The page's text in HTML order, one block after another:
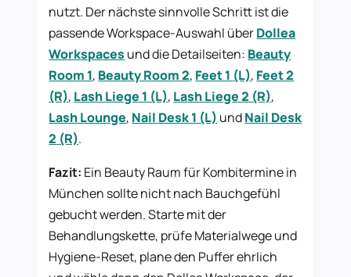
nutzt. Der nächste sinnvolle Schritt ist die
passende Workspace-Auswahl überDollea
Workspaces und die Detailseiten: Beauty
Room 1, Beauty Room 2, Feet 1 (L), Feet 2
(R), Lash Liege 1 (L), Lash Liege 2 (R),
Lash Lounge, Nail Desk 1 (L) undNail Desk
2 (R).
Fazit: Ein Beauty Raum für Kombitermine in
München sollte nicht nach Bauchgefühl
gebucht werden. Starte mit der
Behandlungskette, prüfe Materialwege und
Hygiene-Reset, plane den Puffer ehrlich